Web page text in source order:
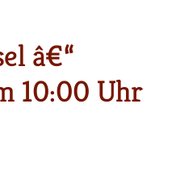
â€“
10:00 Uhr